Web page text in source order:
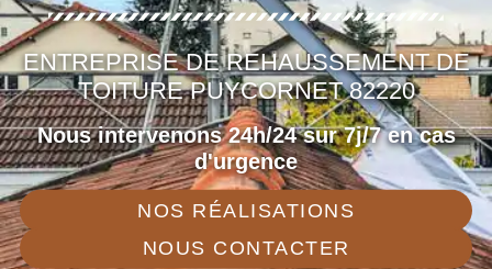
ENTREPRISE DE REHAUSSEMENT DE
TOITURE PUYCORNET 82220
Nous intervenons 24h/24 sur 7j/7 en cas
d'urgence
NOS RÉALISATIONS
NOUS CONTACTER